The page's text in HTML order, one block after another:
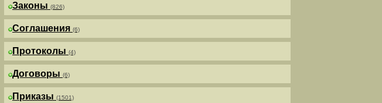
Законы (826)
Соглашения (6)
Протоколы (4)
Договоры (6)
Приказы (1501)